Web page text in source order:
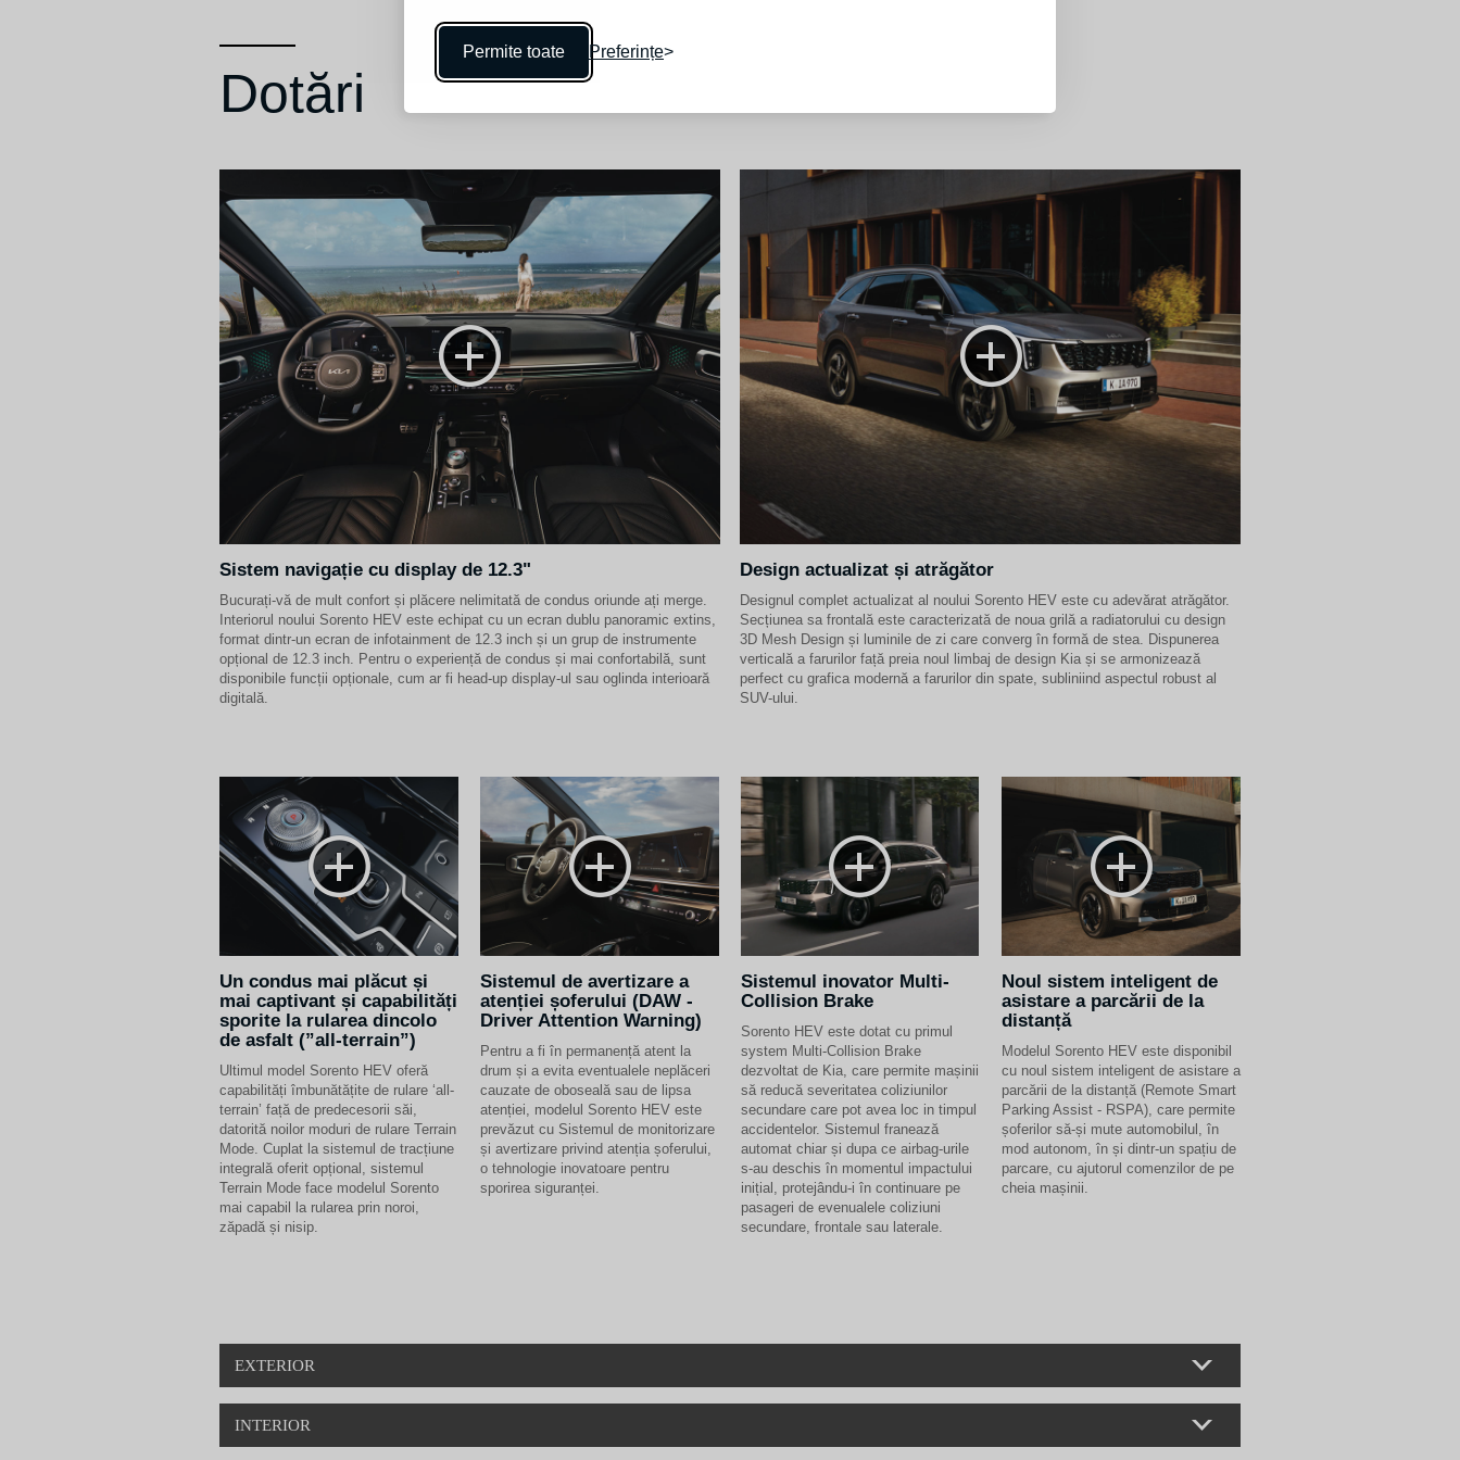
Permite toate Preferințe
Dotări
Sistem navigație cu display de 12.3"
Bucurați-vă de mult confort și plăcere nelimitată de condus oriunde ați merge.
Interiorul noului Sorento HEV este echipat cu un ecran dublu panoramic extins,
format dintr-un ecran de infotainment de 12.3 inch și un grup de instrumente
opțional de 12.3 inch. Pentru o experiență de condus și mai confortabilă, sunt
disponibile funcții opționale, cum ar fi head-up display-ul sau oglinda interioară
digitală.
Design actualizat și atrăgător
Designul complet actualizat al noului Sorento HEV este cu adevărat atrăgător.
Secțiunea sa frontală este caracterizată de noua grilă a radiatorului cu design
3D Mesh Design și luminile de zi care converg în formă de stea. Dispunerea
verticală a farurilor față preia noul limbaj de design Kia și se armonizează
perfect cu grafica modernă a farurilor din spate, subliniind aspectul robust al
SUV-ului.
Un condus mai plăcut și
mai captivant și capabilități
sporite la rularea dincolo
de asfalt (”all-terrain”)
Ultimul model Sorento HEV oferă
capabilități îmbunătățite de rulare ‘all-
terrain’ față de predecesorii săi,
datorită noilor moduri de rulare Terrain
Mode. Cuplat la sistemul de tracțiune
integrală oferit opțional, sistemul
Terrain Mode face modelul Sorento
mai capabil la rularea prin noroi,
zăpadă și nisip.
Sistemul de avertizare a
atenției șoferului (DAW -
Driver Attention Warning)
Pentru a fi în permanență atent la
drum și a evita eventualele neplăceri
cauzate de oboseală sau de lipsa
atenției, modelul Sorento HEV este
prevăzut cu Sistemul de monitorizare
și avertizare privind atenția șoferului,
o tehnologie inovatoare pentru
sporirea siguranței.
Sistemul inovator Multi-
Collision Brake
Sorento HEV este dotat cu primul
system Multi-Collision Brake
dezvoltat de Kia, care permite mașinii
să reducă severitatea coliziunilor
secundare care pot avea loc in timpul
accidentelor. Sistemul franează
automat chiar și dupa ce airbag-urile
s-au deschis în momentul impactului
inițial, protejându-i în continuare pe
pasageri de evenualele coliziuni
secundare, frontale sau laterale.
Noul sistem inteligent de
asistare a parcării de la
distanță
Modelul Sorento HEV este disponibil
cu noul sistem inteligent de asistare a
parcării de la distanță (Remote Smart
Parking Assist - RSPA), care permite
șoferilor să-și mute automobilul, în
mod autonom, în și dintr-un spațiu de
parcare, cu ajutorul comenzilor de pe
cheia mașinii.
EXTERIOR
INTERIOR